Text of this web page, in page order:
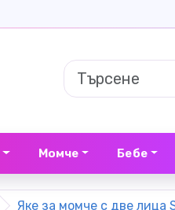
Момче Бебе
Яке за момче с две лица